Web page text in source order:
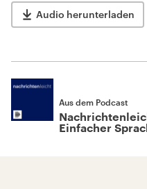
Audio herunterladen
Aus dem Podcast
Einfacher